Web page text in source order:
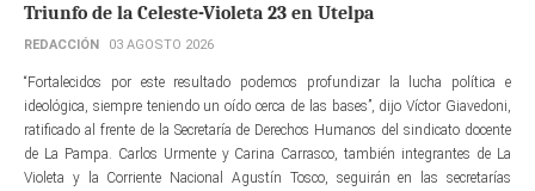
Triunfo de la Celeste-Violeta 23 en Utelpa
REDACCIÓN 03 AGOSTO 2026
“Fortalecidos por este resultado podemos profundizar la lucha política e
ideológica, siempre teniendo un oído cerca de las bases”, dijo Víctor Giavedoni,
ratificado al frente de la Secretaría de Derechos Humanos del sindicato docente
de La Pampa. Carlos Urmente y Carina Carrasco, también integrantes de La
Violeta y la Corriente Nacional Agustín Tosco, seguirán en las secretarías